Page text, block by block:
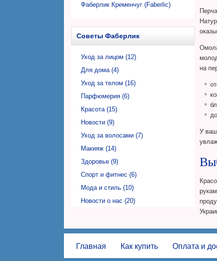
Фаберлик Кременчуг (Faberlic)
Фаберлик Николаев (Faberlic)
Фаберлик Никополь (Faberlic)
Фаберлик Одесса (Faberlic)
Фаберлик Полтава (Faberlic)
Фаберлик Ровно (Faberlic)
Фаберлик Сумы (Faberlic)
Фаберлик Тернополь (Faberlic)
Фаберлик Ужгород (Faberlic)
Фаберлик Харьков (Faberlic)
Фаберлик Херсон (Faberlic)
Фаберлик Хмельницкий (Faberlic)
Фаберлик Черкассы (Faberlic)
Советы Фаберлик
Уход за лицом (12)
Для дома (4)
Уход за телом (16)
Парфюмерия (6)
Красота (15)
Новости (9)
Уход за волосами (7)
Макияж (14)
Здоровье (9)
Спорт и фитнес (6)
Мода и стиль (10)
Новости о нас (20)
на
У
Главная Как купить Оплата и